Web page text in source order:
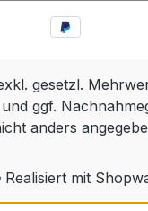
gesetzl.
ggf.
anders
Realisiert mit